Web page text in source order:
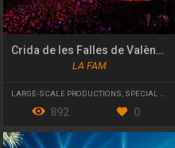
Crida de les Falles de València 2023
LA FAM
LARGE-SCALE PRODUCTIONS SPECIAL EVENT
892 0